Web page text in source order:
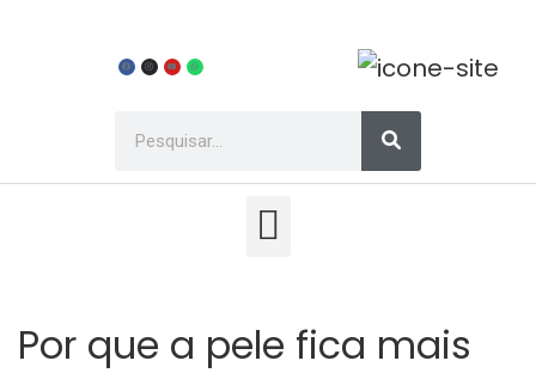
Por que a pele fica mais